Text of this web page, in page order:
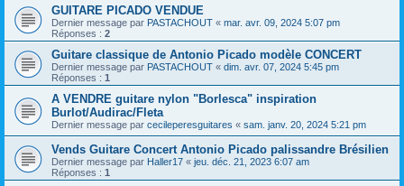
GUITARE PICADO VENDUE
Dernier message par PASTACHOUT « mar. avr. 09, 2024 5:07 pm
Réponses : 2
Guitare classique de Antonio Picado modèle CONCERT
Dernier message par PASTACHOUT « dim. avr. 07, 2024 5:45 pm
Réponses : 1
A VENDRE guitare nylon "Borlesca" inspiration
Burlot/Audirac/Fleta
Dernier message par cecileperesguitares « sam. janv. 20, 2024 5:21 pm
Vends Guitare Concert Antonio Picado palissandre Brésilien
Dernier message par Haller17 « jeu. déc. 21, 2023 6:07 am
Réponses : 1